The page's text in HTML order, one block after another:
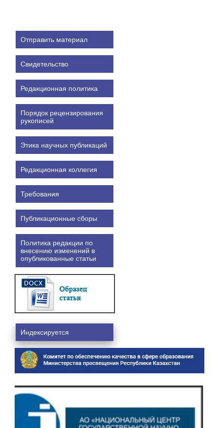
Отправить материал
Свидетельство
Редакционная политика
Порядок рецензирования
рукописей
Этика научных публикаций
Редакционная коллегия
Требования
Публикационные сборы
Политика редакции по
внесению изменений в
опубликованные статьи
Индексируется